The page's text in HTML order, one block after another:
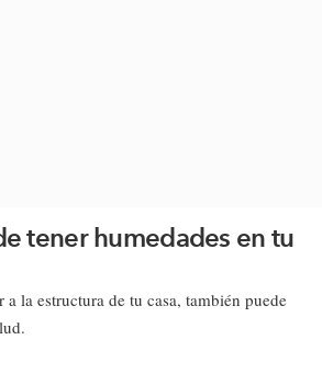
tener humedades en tu
a la estructura de tu casa, también puede